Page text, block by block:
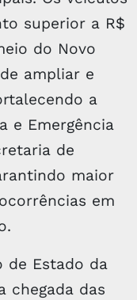
superior a R$
do Novo
ampliar e
a
e Emergência
de
maior
em
de Estado da
chegada das